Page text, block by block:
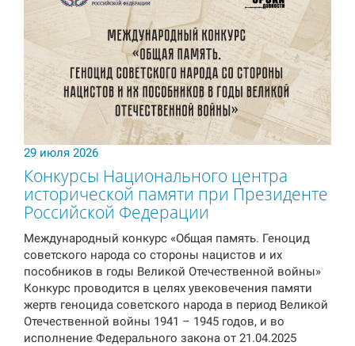
29 июля 2026
Конкурсы Национального центра
исторической памяти при Президенте
Российской Федерации
Международный конкурс «Общая память. Геноцид
советского народа со стороны нацистов и их
пособников в годы Великой Отечественной войны»
Конкурс проводится в целях увековечения памяти
жертв геноцида советского народа в период Великой
Отечественной войны 1941 – 1945 годов, и во
исполнение Федерального закона от 21.04.2025